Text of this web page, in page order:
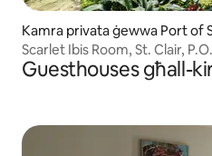
Kamra privata ġewwa Port of
Scarlet Ibis Room, St. Clair,
Guesthouses għall-